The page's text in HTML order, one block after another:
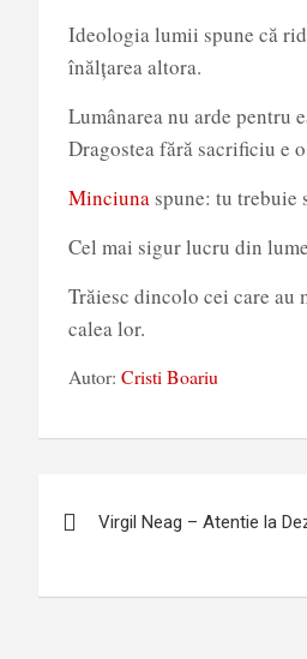
Ideologia lumii spune că
înălțarea altora.
Lumânarea nu arde
Dragostea fără sacrificiu e
Minciuna spune: tu trebuie
Cel mai sigur lucru din
Trăiesc dincolo cei care
calea lor.
Autor: Cristi Boariu
Virgil Neag – Atentie la